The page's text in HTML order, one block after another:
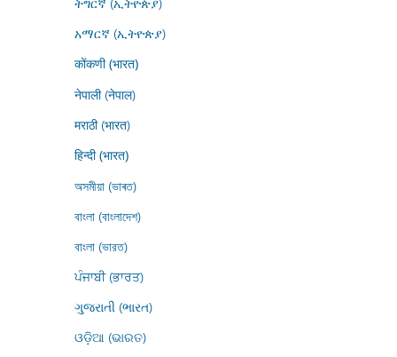
አማርኛ (ኢትዮጵያ)
कोंकणी (भारत)
नेपाली (नेपाल)
मराठी (भारत)
हिन्दी (भारत)
অসমীয়া (ভাৰত)
বাংলা (বাংলাদেশ)
বাংলা (ভারত)
ਪੰਜਾਬੀ (ਭਾਰਤ)
ગુજરાતી (ભારત)
ଓଡ଼ିଆ (ଭାରତ)